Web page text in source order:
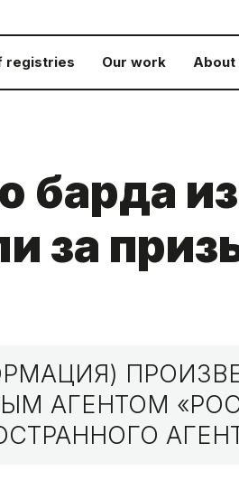
registries Our work About
барда
за
АГЕНТОМ